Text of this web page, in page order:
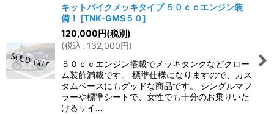
キットバイクメッキタイプ ５０ｃｃエンジン装
備！ [TNK-GMS５０]
120,000円(税別)
(税込: 132,000円)
５０ｃｃエンジン搭載でメッキタンクなどクロー
ム装飾満載です。 標準仕様になりますので、カス
タムベースにもグッドな商品です。 シングルマフ
ラーや標準シートで、女性でも十分のお乗りいた
けるサイ…